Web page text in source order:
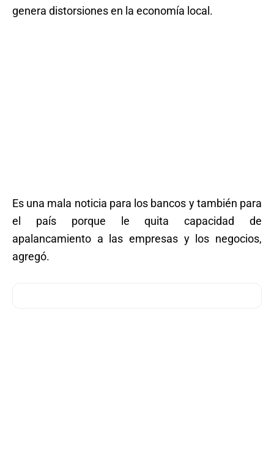
genera distorsiones en la economía local.
Es una mala noticia para los bancos y también para
el país porque le quita capacidad de
apalancamiento a las empresas y los negocios,
agregó.